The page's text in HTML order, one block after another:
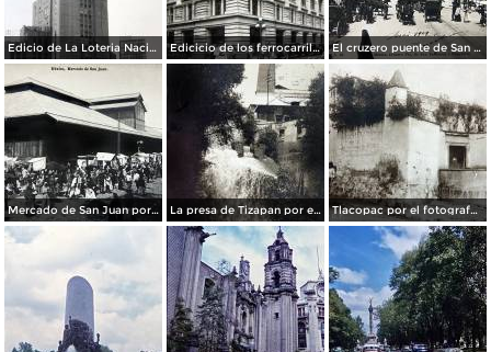
Edicio de La Loteria Nacional Ciudad de México Abril de 1964 Edicicio de los ferrocarriles. El cruzero puente de San Francisco y Guardiola por el fotografo Felix Miret.
Mercado de San Juan por el fotografo Felix Miret La presa de Tizapan por el fotografo Fernando Kososky. ( Circulada el 22 de Diembre de 1910 ). Tlacopac por el fotografo Hugo Brehme.